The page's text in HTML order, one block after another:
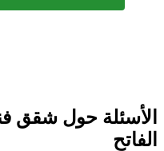
الأسئلة حول شقق
الفاتح